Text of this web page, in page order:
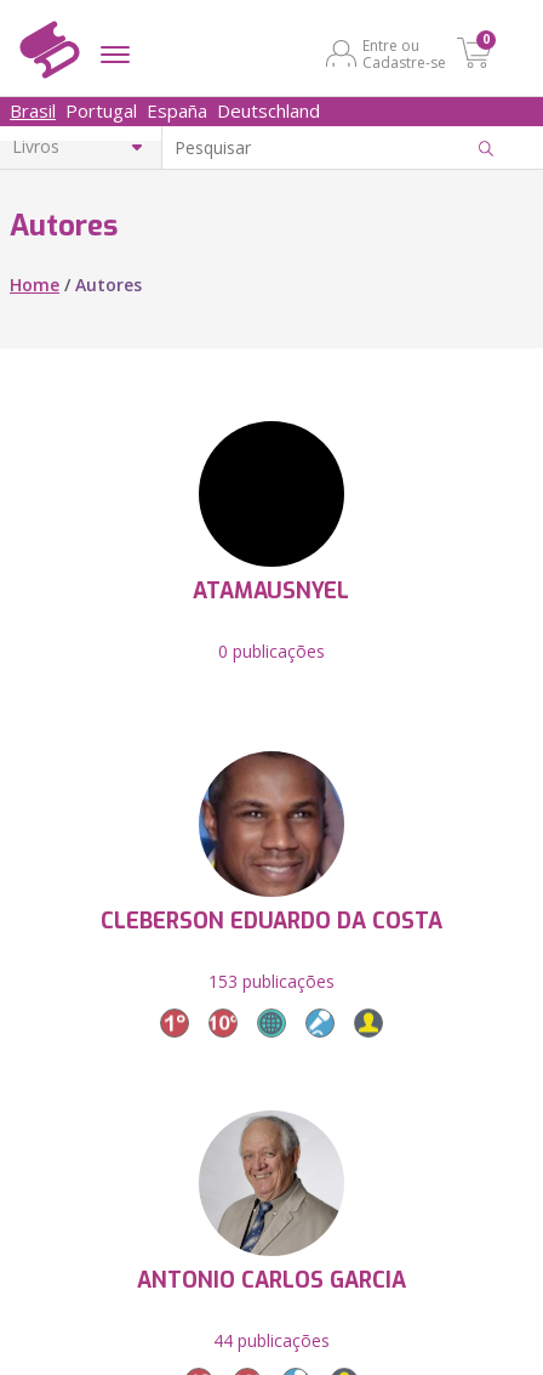
Entre ou
Cadastre-se
0
Brasil Portugal España Deutschland
Autores
Home /Autores
ATAMAUSNYEL
0 publicações
CLEBERSON EDUARDO DA COSTA
153 publicações
ANTONIO CARLOS GARCIA
44 publicações